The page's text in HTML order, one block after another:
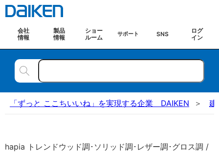
会社
情報
製品
情報
ショー
ルーム
サポート SNS
ログ
イン
「ずっと ここちいいね」を実現する企業 DAIKEN 建
hapia トレンドウッド調･ソリッド調･レザー調･グロス調 /